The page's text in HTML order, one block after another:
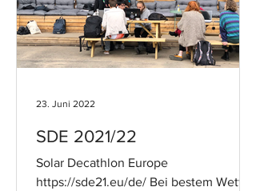
SDE 2021/22
Solar Decathlon Europe
https://sde21.eu/de/ Bei bestem Wetter
23. Juni 2022